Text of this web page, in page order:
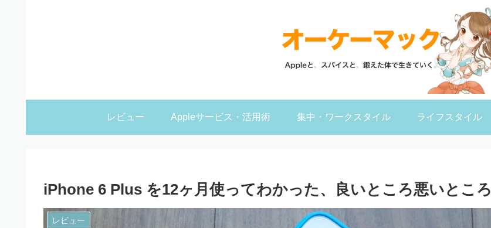
レビュー Appleサービス・活用術 集中・ワークスタイル ライフスタイル
iPhone 6 Plus を12ヶ月使ってわかった、良いところ悪いところ
レビュー